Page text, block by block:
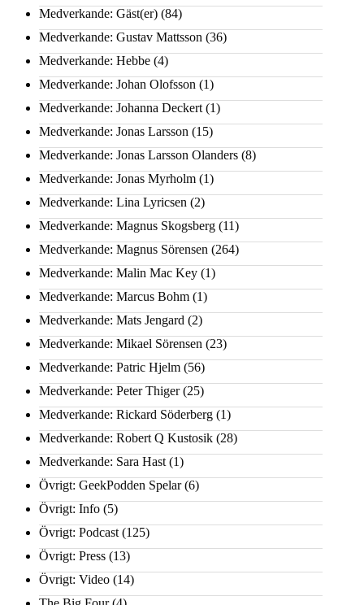
Medverkande: Gäst(er) (84)
Medverkande: Gustav Mattsson (36)
Medverkande: Hebbe (4)
Medverkande: Johan Olofsson (1)
Medverkande: Johanna Deckert (1)
Medverkande: Jonas Larsson (15)
Medverkande: Jonas Larsson Olanders (8)
Medverkande: Jonas Myrholm (1)
Medverkande: Lina Lyricsen (2)
Medverkande: Magnus Skogsberg (11)
Medverkande: Magnus Sörensen (264)
Medverkande: Malin Mac Key (1)
Medverkande: Marcus Bohm (1)
Medverkande: Mats Jengard (2)
Medverkande: Mikael Sörensen (23)
Medverkande: Patric Hjelm (56)
Medverkande: Peter Thiger(25)
Medverkande: Rickard Söderberg (1)
Medverkande: Robert Q Kustosik (28)
Medverkande: Sara Hast (1)
Övrigt: GeekPodden Spelar(6)
Övrigt: Info (5)
Övrigt: Podcast (125)
Övrigt: Press (13)
Övrigt: Video (14)